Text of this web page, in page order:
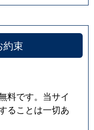
約束
料です。当サイ
ることは一切あ